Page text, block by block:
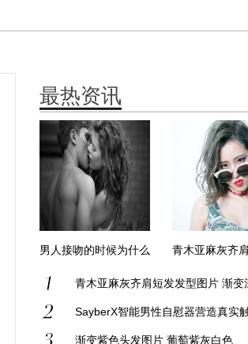
最热资讯
男人接吻的时候为什么
要摸胸？
青木亚麻灰齐
型图片 渐变
青木亚麻灰齐肩短发发型图片 渐变
SayberX智能男性自慰器营造真实
程控制让距离变美
渐变紫色头发图片 葡萄紫灰白色